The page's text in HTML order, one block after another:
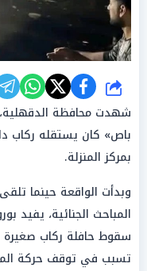
شارك
شهدت محافظة الدقهلية،
باص» كان يستقله ركاب
بمركز المنزلة.
وبدأت الواقعة حينما
المباحث الجنائية، يفيد
سقوط حافلة ركاب صغيرة
تسبب في توقف حركة